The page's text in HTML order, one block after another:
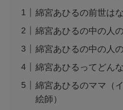
綿宮あひるの前世は
綿宮あひるの中の人
綿宮あひるの中の人
綿宮あひるってどん
綿宮あひるのママ（
絵師）